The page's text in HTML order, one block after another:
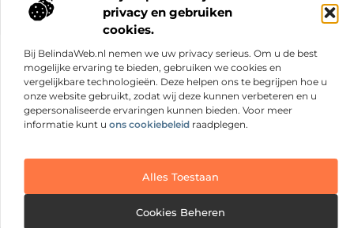
privacy en gebruiken
cookies.
Bij BelindaWeb.nl nemen we uw privacy serieus. Om u de best
mogelijke ervaring te bieden, gebruiken we cookies en
vergelijkbare technologieën. Deze helpen ons te begrijpen hoe u
onze website gebruikt, zodat wij deze kunnen verbeteren en u
gepersonaliseerde ervaringen kunnen bieden. Voor meer
informatie kunt u ons cookiebeleid raadplegen.
Alles Toestaan
Cookies Beheren
@2025 www.nextmagazine.nl. All Right Reserved.